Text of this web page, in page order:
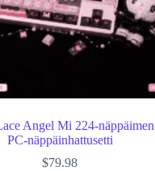
Angel Mi 224-
PC-näppäinhattusetti
$79.98